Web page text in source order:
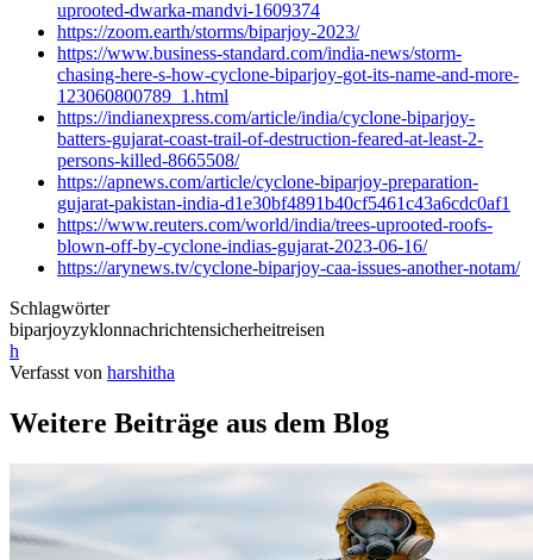
uprooted-dwarka-mandvi-1609374
https://zoom.earth/storms/biparjoy-2023/
https://www.business-standard.com/india-news/storm-
chasing-here-s-how-cyclone-biparjoy-got-its-name-and-more-
123060800789_1.html
https://indianexpress.com/article/india/cyclone-biparjoy-
batters-gujarat-coast-trail-of-destruction-feared-at-least-2-
persons-killed-8665508/
https://apnews.com/article/cyclone-biparjoy-preparation-
gujarat-pakistan-india-d1e30bf4891b40cf5461c43a6cdc0af1
https://www.reuters.com/world/india/trees-uprooted-roofs-
blown-off-by-cyclone-indias-gujarat-2023-06-16/
https://arynews.tv/cyclone-biparjoy-caa-issues-another-notam/
Schlagwörter
biparjoyzyklonnachrichtensicherheitreisen
h
Verfasst von harshitha
Weitere Beiträge aus dem Blog